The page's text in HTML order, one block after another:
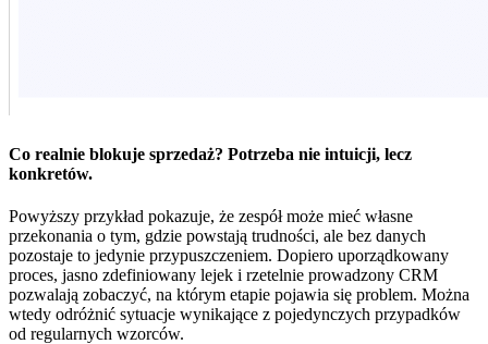
Co realnie blokuje sprzedaż? Potrzeba nie intuicji, lecz
konkretów.
Powyższy przykład pokazuje, że zespół może mieć własne
przekonania o tym, gdzie powstają trudności, ale bez danych
pozostaje to jedynie przypuszczeniem. Dopiero uporządkowany
proces, jasno zdefiniowany lejek i rzetelnie prowadzony CRM
pozwalają zobaczyć, na którym etapie pojawia się problem. Można
wtedy odróżnić sytuacje wynikające z pojedynczych przypadków
od regularnych wzorców.